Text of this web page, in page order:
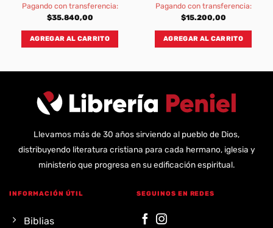
Pagando con transferencia:
$35.840,00
AGREGAR AL CARRITO
Pagando con transferencia:
$15.200,00
AGREGAR AL CARRITO
Llevamos más de 30 años sirviendo al pueblo de Dios,
distribuyendo literatura cristiana para cada hermano, iglesia y
ministerio que progresa en su edificación espiritual.
INFORMACIÓN ÚTIL
Biblias
SEGUINOS EN REDES